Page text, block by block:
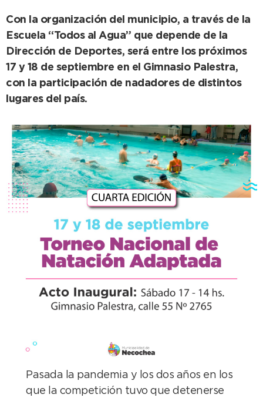
Con la organización del municipio, a través de la
Escuela “Todos al Agua” que depende de la
Dirección de Deportes, será entre los próximos
17 y 18 de septiembre en el Gimnasio Palestra,
con la participación de nadadores de distintos
lugares del país.
Pasada la pandemia y los dos años en los
que la competición tuvo que detenerse